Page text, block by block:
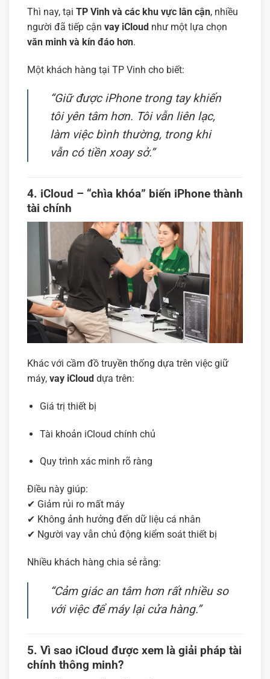
Thì nay, tại TP Vinh và các khu vực lân cận, nhiều
người đã tiếp cận vay iCloud như một lựa chọn
văn minh và kín đáo hơn.
Một khách hàng tại TP Vinh cho biết:
“Giữ được iPhone trong tay khiến
tôi yên tâm hơn. Tôi vẫn liên lạc,
làm việc bình thường, trong khi
vẫn có tiền xoay sở.”
4. iCloud – “chìa khóa” biến iPhone thành
tài chính
Khác với cầm đồ truyền thống dựa trên việc giữ
máy, vay iCloud dựa trên:
Giá trị thiết bị
Tài khoản iCloud chính chủ
Quy trình xác minh rõ ràng
Điều này giúp:
✔ Giảm rủi ro mất máy
✔ Không ảnh hưởng đến dữ liệu cá nhân
✔ Người vay vẫn chủ động kiểm soát thiết bị
Nhiều khách hàng chia sẻ rằng:
“Cảm giác an tâm hơn rất nhiều so
với việc để máy lại cửa hàng.”
5. Vì sao iCloud được xem là giải pháp tài
chính thông minh?